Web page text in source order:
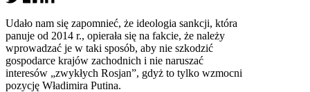
Udało nam się zapomnieć, że ideologia sankcji, która
panuje od 2014 r., opierała się na fakcie, że należy
wprowadzać je w taki sposób, aby nie szkodzić
gospodarce krajów zachodnich i nie naruszać
interesów „zwykłych Rosjan”, gdyż to tylko wzmocni
pozycję Władimira Putina.